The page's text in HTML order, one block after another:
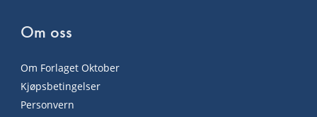
Om oss
Om Forlaget Oktober
Kjøpsbetingelser
Personvern